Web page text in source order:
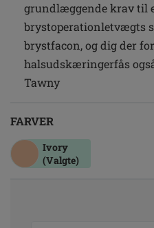
grundlæggende krav til
brystoperationletvægts
brystfacon, og dig der
halsudskæringerfås
Tawny
FARVER
Ivory
(Valgte)